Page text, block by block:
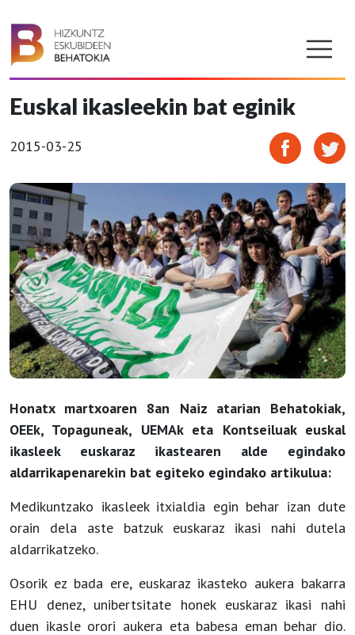
Euskal ikasleekin bat eginik
2015-03-25
Honatx martxoaren 8an Naiz atarian Behatokiak,
OEEk, Topaguneak, UEMAk eta Kontseiluak euskal
ikasleek euskaraz ikastearen alde egindako
aldarrikapenarekin bat egiteko egindako artikulua:
Medikuntzako ikasleek itxialdia egin behar izan dute
orain dela aste batzuk euskaraz ikasi nahi dutela
aldarrikatzeko.
Osorik ez bada ere, euskaraz ikasteko aukera bakarra
EHU denez, unibertsitate honek euskaraz ikasi nahi
duen ikasle orori aukera eta babesa eman behar dio.